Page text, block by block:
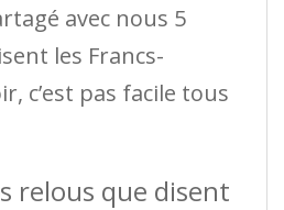
avec nous 5
les Francs-
c’est pas facile tous
relous que disent